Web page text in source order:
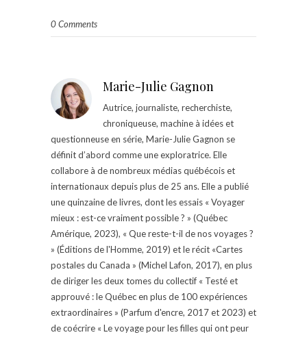
0 Comments
Marie-Julie Gagnon
Autrice, journaliste, recherchiste,
chroniqueuse, machine à idées et
questionneuse en série, Marie-Julie Gagnon se
définit d’abord comme une exploratrice. Elle
collabore à de nombreux médias québécois et
internationaux depuis plus de 25 ans. Elle a publié
une quinzaine de livres, dont les essais « Voyager
mieux : est-ce vraiment possible ? » (Québec
Amérique, 2023), « Que reste-t-il de nos voyages ?
» (Éditions de l'Homme, 2019) et le récit «Cartes
postales du Canada » (Michel Lafon, 2017), en plus
de diriger les deux tomes du collectif « Testé et
approuvé : le Québec en plus de 100 expériences
extraordinaires » (Parfum d'encre, 2017 et 2023) et
de coécrire « Le voyage pour les filles qui ont peur